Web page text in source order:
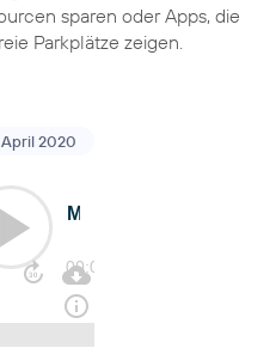
sparen oder Apps, die
Parkplätze zeigen.
2020